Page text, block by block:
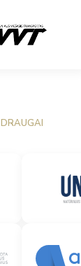
DRAUGAI